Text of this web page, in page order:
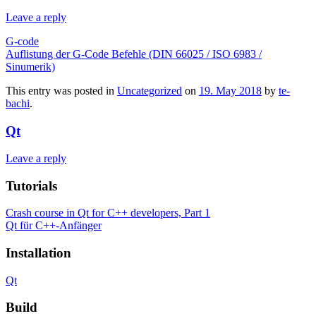
Leave a reply
G-code
Auflistung der G-Code Befehle (DIN 66025 / ISO 6983 /
Sinumerik)
This entry was posted in Uncategorized on 19. May 2018 by te-
bachi.
Qt
Leave a reply
Tutorials
Crash course in Qt for C++ developers, Part 1
Qt für C++-Anfänger
Installation
Qt
Build